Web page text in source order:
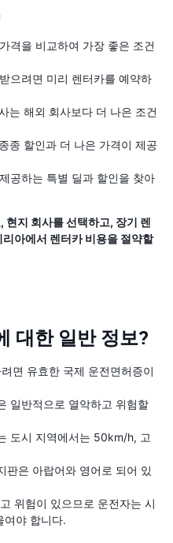
격을 비교하여 가장 좋은 조건
으려면 미리 렌터카를 예약하
는 해외 회사보다 더 나은 조건
종 할인과 더 나은 가격이 제공
공하는 특별 딜과 할인을 찾아
현지 회사를 선택하고, 장기 렌
아에서 렌터카 비용을 절약할
대한 일반 정보?
면 유효한 국제 운전면허증이
일반적으로 열악하고 위험할
도시 지역에서는 50km/h, 고
판은 아랍어와 영어로 되어 있
위험이 있으므로 운전자는 시
여야 합니다.